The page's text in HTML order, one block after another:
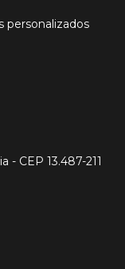
personalizados
- CEP 13.487-211